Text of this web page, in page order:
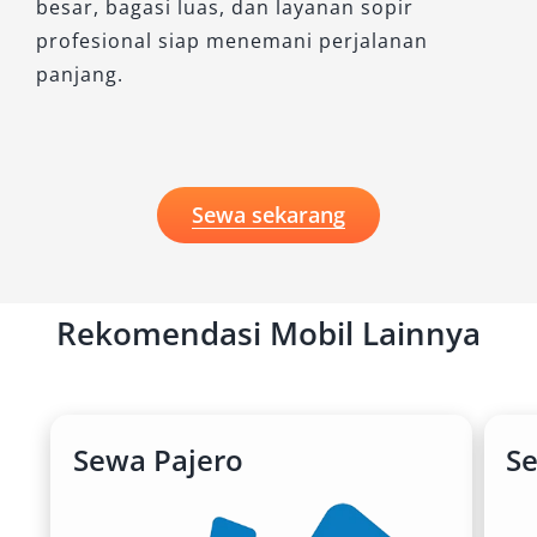
besar, bagasi luas, dan layanan sopir
profesional siap menemani perjalanan
panjang.
Sewa sekarang
Rekomendasi Mobil Lainnya
Sewa Pajero